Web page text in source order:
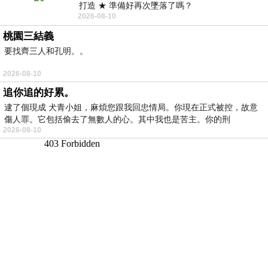
打造 ★ 準備好再次墜落了嗎？
2026-08-10
桃園三結義
要找齊三人和孔明。。
2026-08-10
追你追的好累。
逮了個現成 犬青小姐，麻煩您跟我回忠情局。你現在正式被控，故意
傷人罪。它包括偷去了無數人的心。其中我也是苦主。你的刑
2026-08-10